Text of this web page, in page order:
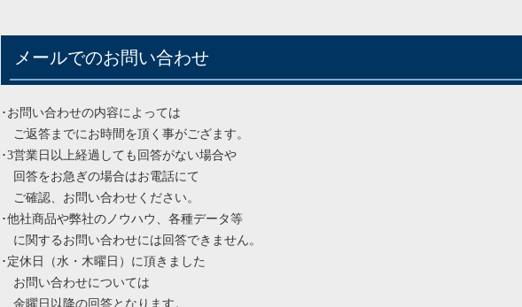
メールでのお問い合わせ
･お問い合わせの内容によっては
ご返答までにお時間を頂く事がござます。
･3営業日以上経過しても回答がない場合や
回答をお急ぎの場合はお電話にて
ご確認、お問い合わせください。
･他社商品や弊社のノウハウ、各種データ等
に関するお問い合わせには回答できません。
･定休日（水・木曜日）に頂きました
お問い合わせについては
金曜日以降の回答となります。